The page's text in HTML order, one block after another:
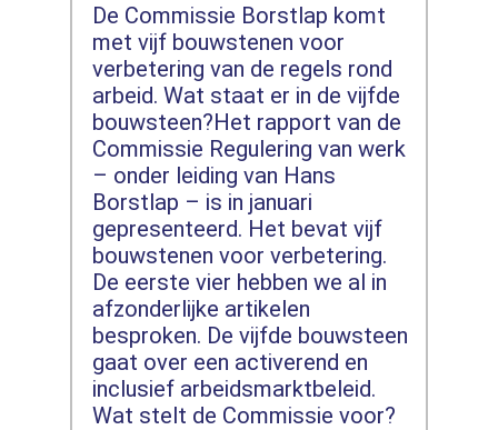
De Commissie Borstlap komt
met vijf bouwstenen voor
verbetering van de regels rond
arbeid. Wat staat er in de vijfde
bouwsteen?Het rapport van de
Commissie Regulering van werk
– onder leiding van Hans
Borstlap – is in januari
gepresenteerd. Het bevat vijf
bouwstenen voor verbetering.
De eerste vier hebben we al in
afzonderlijke artikelen
besproken. De vijfde bouwsteen
gaat over een activerend en
inclusief arbeidsmarktbeleid.
Wat stelt de Commissie voor?